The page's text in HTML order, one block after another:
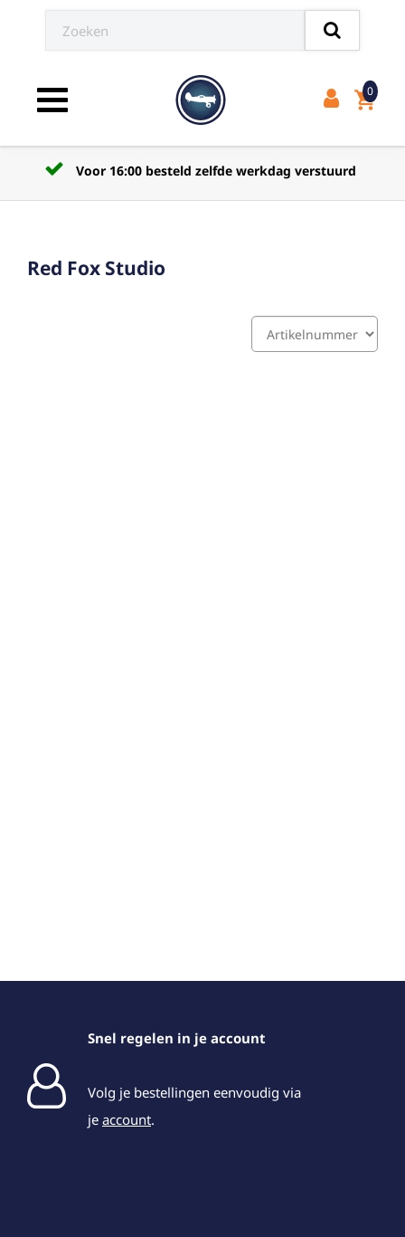
Toggle navigation shopping_cart
0
Voor 16:00 besteld zelfde werkdag verstuurd
Red Fox Studio
Snel regelen in je account
Volg je bestellingen eenvoudig via
je account.